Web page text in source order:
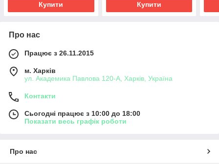
Купити Купити
Про нас
Працює з 26.11.2015
м. Харків
ул. Академика Павлова 120-А, Харків, Україна
Контакти
Сьогодні працює з 10:00 до 18:00
Показати весь графік роботи
Про нас